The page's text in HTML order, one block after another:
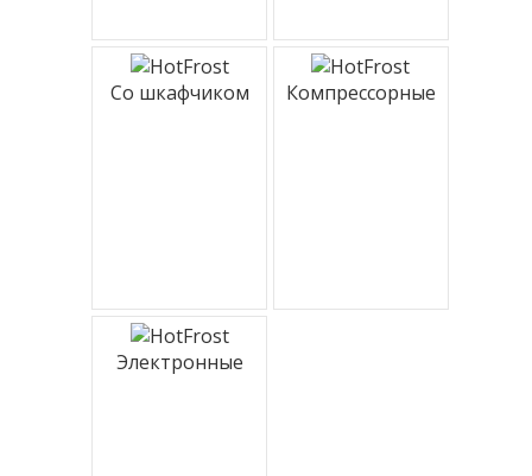
Со шкафчиком Компрессорные
Электронные